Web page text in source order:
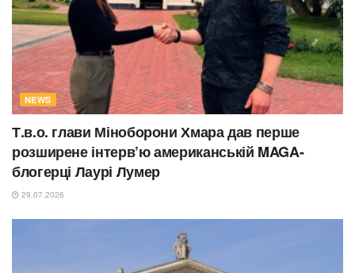
NEWS
Т.в.о. глави Міноборони Хмара дав перше
розширене інтерв’ю американській MAGA-
блогерці Лаурі Лумер
29.07.2026